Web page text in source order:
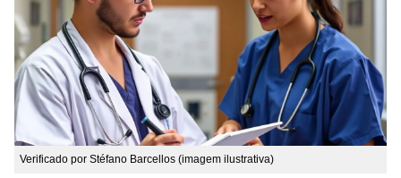
Verificado por Stéfano Barcellos (imagem ilustrativa)